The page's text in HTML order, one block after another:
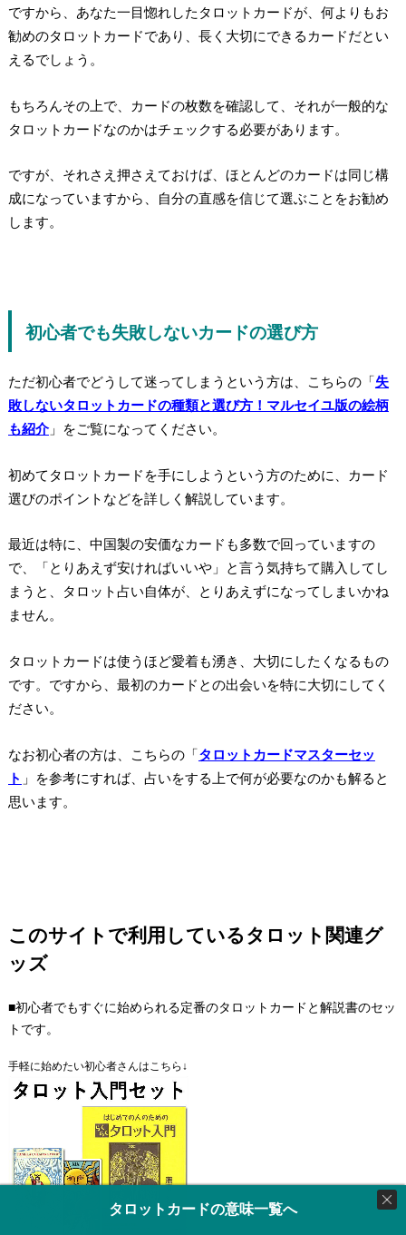
ですから、あなた一目惚れしたタロットカードが、何よりもお
勧めのタロットカードであり、長く大切にできるカードだとい
えるでしょう。
もちろんその上で、カードの枚数を確認して、それが一般的な
タロットカードなのかはチェックする必要があります。
ですが、それさえ押さえておけば、ほとんどのカードは同じ構
成になっていますから、
自分の直感を信じて選ぶことをお勧め
します。
初心者でも失敗しないカードの選び方
ただ初心者でどうして迷ってしまうという方は、こちらの「失
敗しないタロットカードの種類と選び方！マルセイユ版の絵柄
も紹介」をご覧になってください。
初めてタロットカードを手にしようという方のために、カード
選びのポイントなどを詳しく解説しています。
最近は特に、中国製の安価なカードも多数で回っていますの
で、「とりあえず安ければいいや」と言う気持ちて購入してし
まうと、タロット占い自体が、とりあえずになってしまいかね
ません。
タロットカードは使うほど愛着も湧き、大切にしたくなるもの
です。ですから、 最初のカードとの出会いを特に大切にしてく
ださい。
なお初心者の方は、こちらの「タロットカードマスターセッ
ト 」を参考にすれば、占いをする上で何が必要なのかも解ると
思います。
このサイトで利用しているタロット関連グ
ッズ
■初心者でもすぐに始められる定番のタロットカードと解説書のセッ
トです。
手軽に始めたい初心者さんはこちら↓
タロットカードの意味一覧へ